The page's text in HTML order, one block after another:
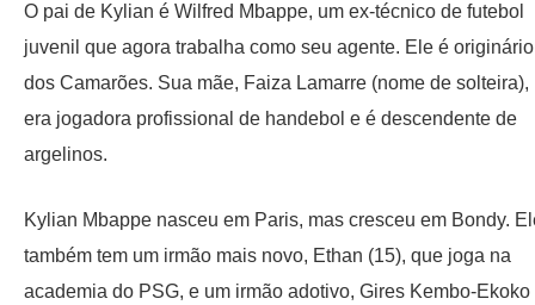
O pai de Kylian é Wilfred Mbappe, um ex-técnico de futebol
juvenil que agora trabalha como seu agente. Ele é originário
dos Camarões. Sua mãe, Faiza Lamarre (nome de solteira),
era jogadora profissional de handebol e é descendente de
argelinos.
Kylian Mbappe nasceu em Paris, mas cresceu em Bondy.
também tem um irmão mais novo, Ethan (15), que joga na
academia do PSG, e um irmão adotivo, Gires Kembo-Ekoko